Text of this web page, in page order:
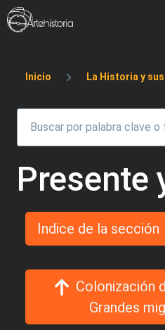
Pasar al contenido principal
Sobrescribir
Inicio La Historia y
Presente
Indice de la sección
Colonización
Grandes